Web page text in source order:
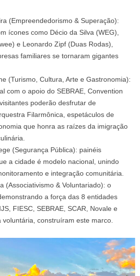
(Empreendedorismo & Superação):
ícones como Décio da Silva (WEG),
e Leonardo Zipf (Duas Rodas),
familiares se tornaram gigantes
(Turismo, Cultura, Arte e Gastronomia):
com o apoio do SEBRAE, Convention
poderão desfrutar de
Filarmônica, espetáculos de
que honra as raízes da imigração
(Segurança Pública): painéis
a cidade é modelo nacional, unindo
e integração comunitária.
(Associativismo & Voluntariado): o
a força das 8 entidades
FIESC, SEBRAE, SCAR, Novale e
voluntária, construíram este marco.